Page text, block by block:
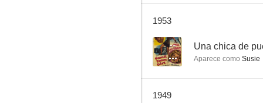
1953
-- Una chica de
Aparece como Susie
1949